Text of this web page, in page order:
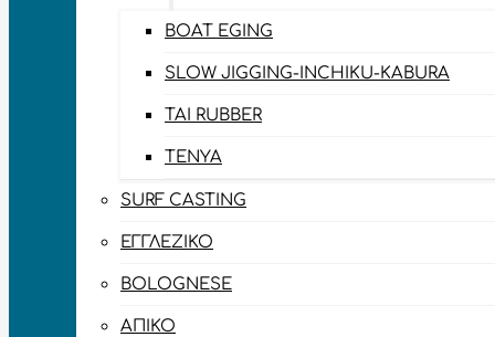
BOAT EGING
SLOW JIGGING-INCHIKU-KABURA
TAI RUBBER
TENYA
SURF CASTING
ΕΓΓΛΈΖΙΚΟ
BOLOGNESE
ΑΠΊΚΟ